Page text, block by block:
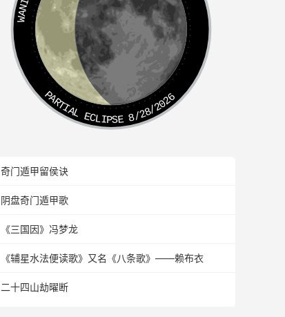
PARTIAL ECLIPSE 8/28/2026
奇门遁甲留侯诀
阴盘奇门遁甲歌
《三国因》冯梦龙
《辅星水法便读歌》又名《八条歌》——赖布衣
二十四山劫曜断